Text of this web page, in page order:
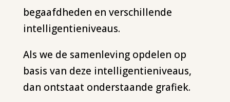
begaafdheden en verschillende
intelligentieniveaus.
Als we de samenleving opdelen op
basis van deze intelligentieniveaus,
dan ontstaat onderstaande grafiek.